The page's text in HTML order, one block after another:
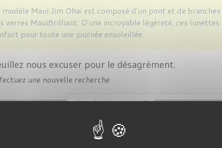
modèle Maui Jim Ohai est composé d'un pont et de
verres MauiBrilliant. D'une incroyable légèreté, ces
pour toute une journée ensoleillée.
nous excuser pour le désagrément.
une nouvelle recherche